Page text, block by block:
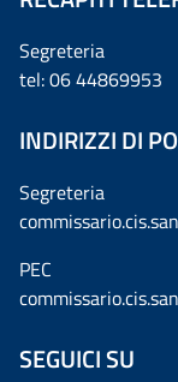
Segreteria
tel: 06 44869953
INDIRIZZI DI
Segreteria
PEC
SEGUICI SU